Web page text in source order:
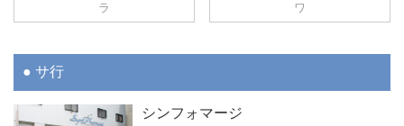
ラ ワ
サ行
シンフォマージ